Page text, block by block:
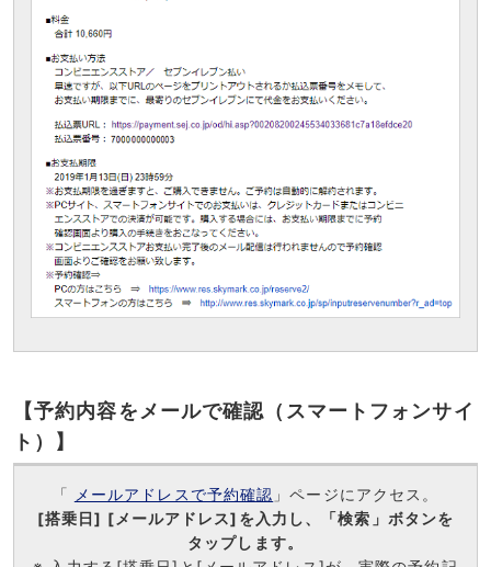
【予約内容をメールで確認（スマートフォンサイ
ト）】
「 メールアドレスで予約確認 」ページにアクセス。
[搭乗日] [メールアドレス]を入力し、「検索」ボタンを
タップします。